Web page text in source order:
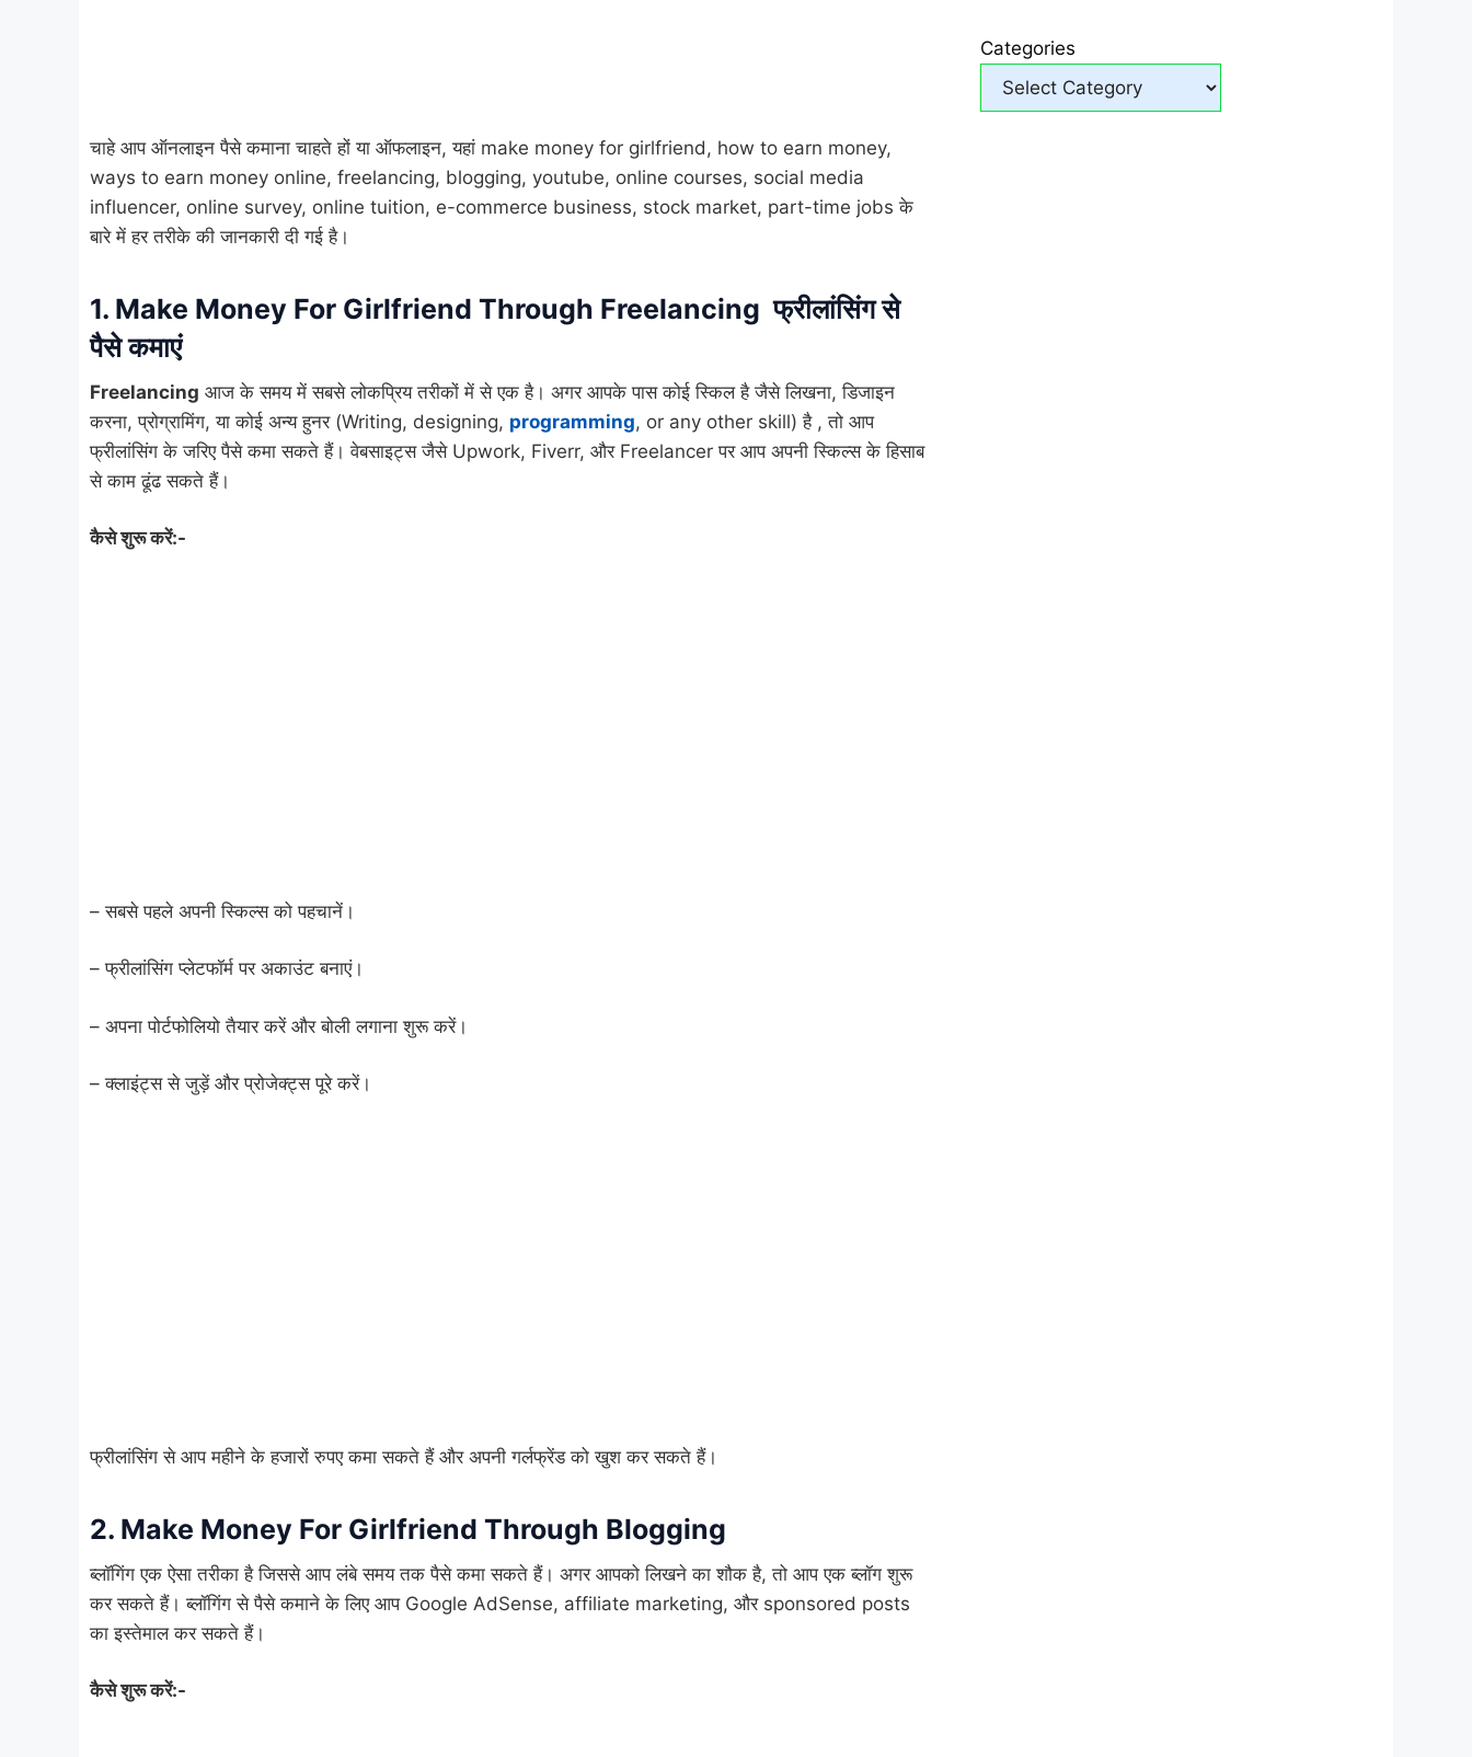
चाहे आप ऑनलाइन पैसे कमाना चाहते हों या ऑफलाइन, यहां make money for girlfriend, how to earn money,
ways to earn money online, freelancing, blogging, youtube, online courses, social media
influencer, online survey, online tuition, e-commerce business, stock market, part-time jobs के
बारे में हर तरीके की जानकारी दी गई है।
1. Make Money For Girlfriend Through Freelancingफ्रीलांसिंग से
पैसे कमाएं
Freelancing आज के समय में सबसे लोकप्रिय तरीकों में से एक है। अगर आपके पास कोई स्किल है जैसे लिखना, डिजाइन
करना, प्रोग्रामिंग, या कोई अन्य हुनर (Writing, designing, programming, or any other skill) है , तो आप
फ्रीलांसिंग के जरिए पैसे कमा सकते हैं। वेबसाइट्स जैसे Upwork, Fiverr, और Freelancer पर आप अपनी स्किल्स के हिसाब
से काम ढूंढ सकते हैं।
कैसे शुरू करें:-
– सबसे पहले अपनी स्किल्स को पहचानें।
– फ्रीलांसिंग प्लेटफॉर्म पर अकाउंट बनाएं।
– अपना पोर्टफोलियो तैयार करें और बोली लगाना शुरू करें।
– क्लाइंट्स से जुड़ें और प्रोजेक्ट्स पूरे करें।
फ्रीलांसिंग से आप महीने के हजारों रुपए कमा सकते हैं और अपनी गर्लफ्रेंड को खुश कर सकते हैं।
2. Make Money For Girlfriend Through Blogging
ब्लॉगिंग एक ऐसा तरीका है जिससे आप लंबे समय तक पैसे कमा सकते हैं। अगर आपको लिखने का शौक है, तो आप एक ब्लॉग शुरू
कर सकते हैं। ब्लॉगिंग से पैसे कमाने के लिए आप Google AdSense, affiliate marketing, और sponsored posts
का इस्तेमाल कर सकते हैं।
कैसे शुरू करें:-
Categories